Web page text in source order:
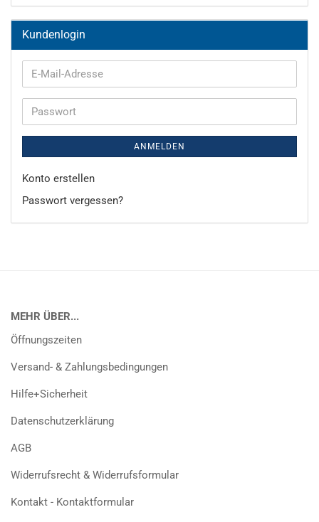
Kundenlogin
E-
Mail-
Passwort
ANMELDEN
Konto erstellen
Passwort vergessen?
MEHR ÜBER...
Öffnungszeiten
Versand- & Zahlungsbedingungen
Hilfe+Sicherheit
Datenschutzerklärung
AGB
Widerrufsrecht & Widerrufsformular
Kontakt - Kontaktformular